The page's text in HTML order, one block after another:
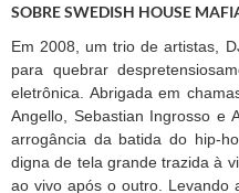
SOBRE SWEDISH HOUSE
Em 2008, um trio de artistas,
para quebrar
eletrônica. Abrigada em
Angello, Sebastian Ingrosso e
arrogância da batida do hip-
digna de tela grande trazida à
ao vivo após o outro. Levando